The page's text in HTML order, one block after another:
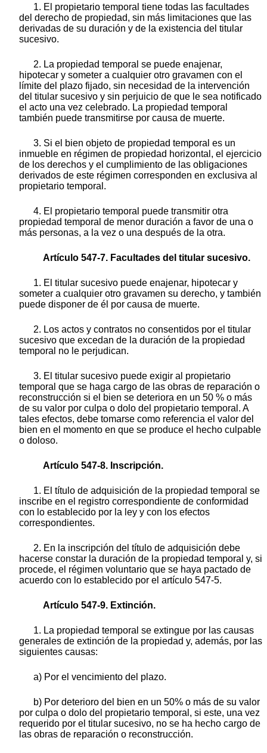
1. El propietario temporal tiene todas las facultades
del derecho de propiedad, sin más limitaciones que las
derivadas de su duración y de la existencia del titular
sucesivo.
2. La propiedad temporal se puede enajenar,
hipotecar y someter a cualquier otro gravamen con el
límite del plazo fijado, sin necesidad de la intervención
del titular sucesivo y sin perjuicio de que le sea notificado
el acto una vez celebrado. La propiedad temporal
también puede transmitirse por causa de muerte.
3. Si el bien objeto de propiedad temporal es un
inmueble en régimen de propiedad horizontal, el ejercicio
de los derechos y el cumplimiento de las obligaciones
derivados de este régimen corresponden en exclusiva al
propietario temporal.
4. El propietario temporal puede transmitir otra
propiedad temporal de menor duración a favor de una o
más personas, a la vez o una después de la otra.
Artículo 547-7. Facultades del titular sucesivo.
1. El titular sucesivo puede enajenar, hipotecar y
someter a cualquier otro gravamen su derecho, y también
puede disponer de él por causa de muerte.
2. Los actos y contratos no consentidos por el titular
sucesivo que excedan de la duración de la propiedad
temporal no le perjudican.
3. El titular sucesivo puede exigir al propietario
temporal que se haga cargo de las obras de reparación o
reconstrucción si el bien se deteriora en un 50 % o más
de su valor por culpa o dolo del propietario temporal. A
tales efectos, debe tomarse como referencia el valor del
bien en el momento en que se produce el hecho culpable
o doloso.
Artículo 547-8. Inscripción.
1. El título de adquisición de la propiedad temporal se
inscribe en el registro correspondiente de conformidad
con lo establecido por la ley y con los efectos
correspondientes.
2. En la inscripción del título de adquisición debe
hacerse constar la duración de la propiedad temporal y, si
procede, el régimen voluntario que se haya pactado de
acuerdo con lo establecido por el artículo 547-5.
Artículo 547-9. Extinción.
1. La propiedad temporal se extingue por las causas
generales de extinción de la propiedad y, además, por las
siguientes causas:
a) Por el vencimiento del plazo.
b) Por deterioro del bien en un 50% o más de su valor
por culpa o dolo del propietario temporal, si este, una vez
requerido por el titular sucesivo, no se ha hecho cargo de
las obras de reparación o reconstrucción.